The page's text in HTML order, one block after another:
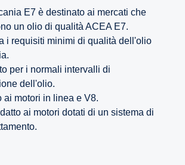
E7 è destinato ai mercati che
un olio di qualità ACEA E7.
i requisiti minimi di qualità dell'olio
per i normali intervalli di
dell'olio.
ai motori in linea e V8.
ai motori dotati di un sistema di